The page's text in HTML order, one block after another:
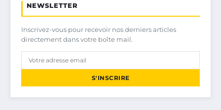
NEWSLETTER
Inscrivez-vous pour recevoir nos derniers articles
directement dans votre boîte mail.
S'INSCRIRE